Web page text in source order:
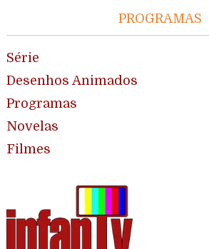
PROGRAMAS
Série
Desenhos Animados
Programas
Novelas
Filmes